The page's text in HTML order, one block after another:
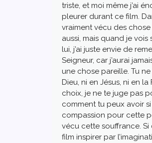
triste, et moi même j’ai
pleurer durant ce film.
vraiment vécu des chose
aussi, mais quand je vois
lui, j’ai juste envie de
Seigneur, car j’aurai
une chose pareille. Tu
Dieu, ni en Jésus, ni en la
choix, je ne te juge pas
comment tu peux avoir
compassion pour cette
vécu cette souffrance. Si
film inspirer par